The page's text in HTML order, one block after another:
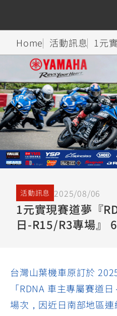
依風格
Super
Sport
Hyper
Naked
YZF-R9
550+
550+
YZF-R3
YZF-R15
150
MT-
09
Y-
AMT
MT-
550+
依風格
Premium Sport
TMAX
550+
251~549
NMAX
AUGUR
150
CYGNUS
XR
150
CYGNUS
X
125
2.0
150
CUXiE
2.5 kw
追蹤愛車
我的愛車
Home 活動訊息 1元
活動訊息 2025/08/06
1元實現賽道夢『
日-R15/R3專場』
台灣山葉機車原訂於
「RDNA 車主專屬賽道
場次，因近日南部地區連